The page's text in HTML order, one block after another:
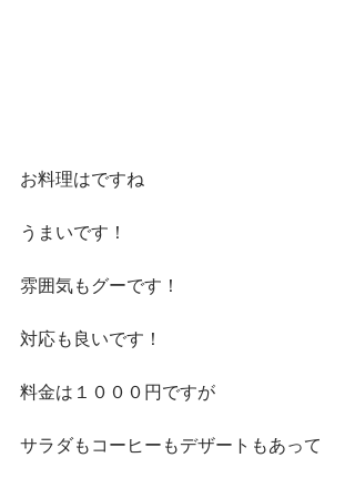
お料理はですね
うまいです！
雰囲気もグーです！
対応も良いです！
料金は１０００円ですが
サラダもコーヒーもデザートもあって